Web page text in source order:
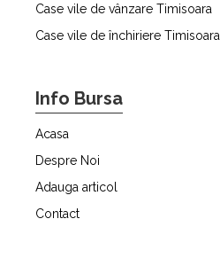
Case vile de vânzare Timisoara
Case vile de închiriere Timisoara
Info Bursa
Acasa
Despre Noi
Adauga articol
Contact